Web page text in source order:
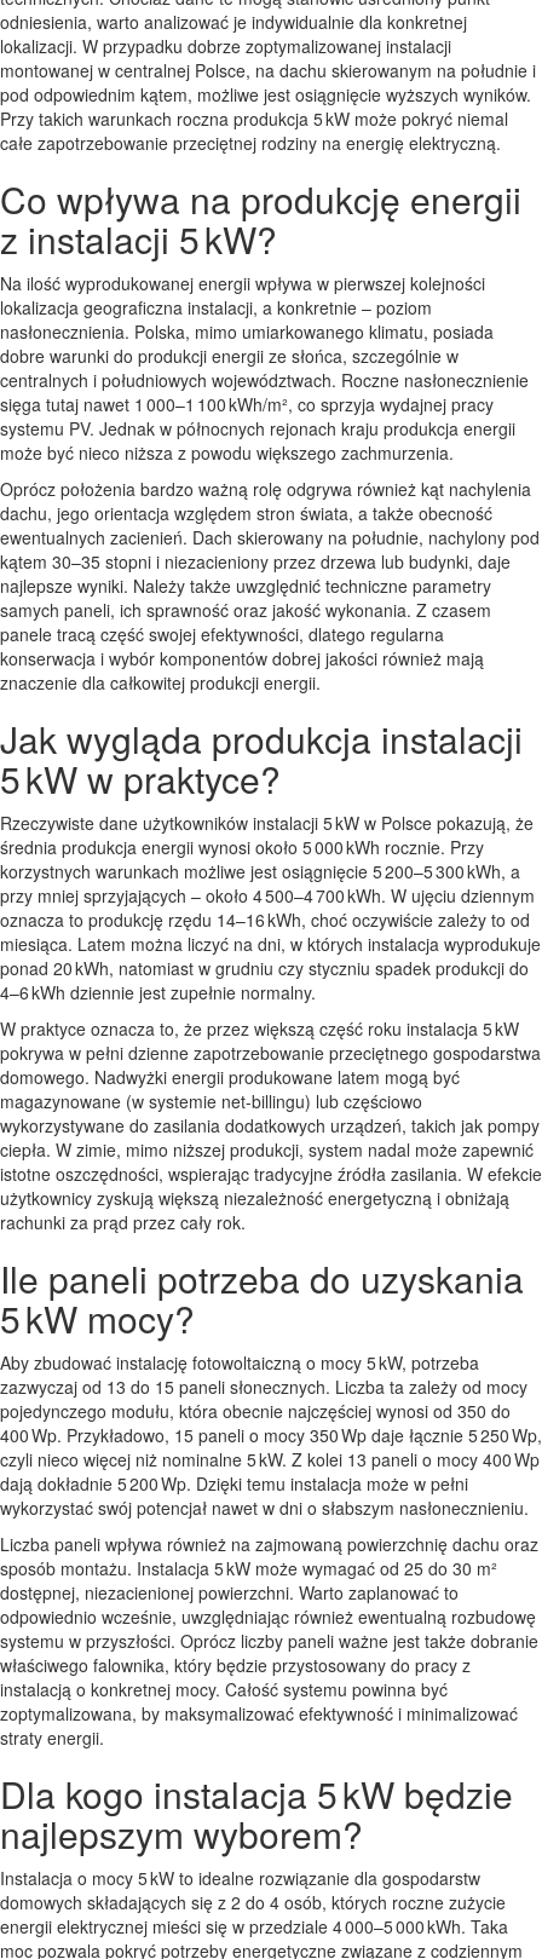
odniesienia, warto analizować je indywidualnie dla konkretnej
lokalizacji. W przypadku dobrze zoptymalizowanej instalacji
montowanej w centralnej Polsce, na dachu skierowanym na południe i
pod odpowiednim kątem, możliwe jest osiągnięcie wyższych wyników.
Przy takich warunkach roczna produkcja 5 kW może pokryć niemal
całe zapotrzebowanie przeciętnej rodziny na energię elektryczną.
Co wpływa na produkcję energii
z instalacji 5 kW?
Na ilość wyprodukowanej energii wpływa w pierwszej kolejności
lokalizacja geograficzna instalacji, a konkretnie – poziom
nasłonecznienia. Polska, mimo umiarkowanego klimatu, posiada
dobre warunki do produkcji energii ze słońca, szczególnie w
centralnych i południowych województwach. Roczne nasłonecznienie
sięga tutaj nawet 1 000–1 100 kWh/m², co sprzyja wydajnej pracy
systemu PV. Jednak w północnych rejonach kraju produkcja energii
może być nieco niższa z powodu większego zachmurzenia.
Oprócz położenia bardzo ważną rolę odgrywa również kąt nachylenia
dachu, jego orientacja względem stron świata, a także obecność
ewentualnych zacienień. Dach skierowany na południe, nachylony pod
kątem 30–35 stopni i niezacieniony przez drzewa lub budynki, daje
najlepsze wyniki. Należy także uwzględnić techniczne parametry
samych paneli, ich sprawność oraz jakość wykonania. Z czasem
panele tracą część swojej efektywności, dlatego regularna
konserwacja i wybór komponentów dobrej jakości również mają
znaczenie dla całkowitej produkcji energii.
Jak wygląda produkcja instalacji
5 kW w praktyce?
Rzeczywiste dane użytkowników instalacji 5 kW w Polsce pokazują, że
średnia produkcja energii wynosi około 5 000 kWh rocznie. Przy
korzystnych warunkach możliwe jest osiągnięcie 5 200–5 300 kWh, a
przy mniej sprzyjających – około 4 500–4 700 kWh. W ujęciu dziennym
oznacza to produkcję rzędu 14–16 kWh, choć oczywiście zależy to od
miesiąca. Latem można liczyć na dni, w których instalacja wyprodukuje
ponad 20 kWh, natomiast w grudniu czy styczniu spadek produkcji do
4–6 kWh dziennie jest zupełnie normalny.
W praktyce oznacza to, że przez większą część roku instalacja 5 kW
pokrywa w pełni dzienne zapotrzebowanie przeciętnego gospodarstwa
domowego. Nadwyżki energii produkowane latem mogą być
magazynowane (w systemie net-billingu) lub częściowo
wykorzystywane do zasilania dodatkowych urządzeń, takich jak pompy
ciepła. W zimie, mimo niższej produkcji, system nadal może zapewnić
istotne oszczędności, wspierając tradycyjne źródła zasilania. W efekcie
użytkownicy zyskują większą niezależność energetyczną i obniżają
rachunki za prąd przez cały rok.
Ile paneli potrzeba do uzyskania
5 kW mocy?
Aby zbudować instalację fotowoltaiczną o mocy 5 kW, potrzeba
zazwyczaj od 13 do 15 paneli słonecznych. Liczba ta zależy od mocy
pojedynczego modułu, która obecnie najczęściej wynosi od 350 do
400 Wp. Przykładowo, 15 paneli o mocy 350 Wp daje łącznie 5 250 Wp,
czyli nieco więcej niż nominalne 5 kW. Z kolei 13 paneli o mocy 400 Wp
dają dokładnie 5 200 Wp. Dzięki temu instalacja może w pełni
wykorzystać swój potencjał nawet w dni o słabszym nasłonecznieniu.
Liczba paneli wpływa również na zajmowaną powierzchnię dachu oraz
sposób montażu. Instalacja 5 kW może wymagać od 25 do 30 m²
dostępnej, niezacienionej powierzchni. Warto zaplanować to
odpowiednio wcześnie, uwzględniając również ewentualną rozbudowę
systemu w przyszłości. Oprócz liczby paneli ważne jest także dobranie
właściwego falownika, który będzie przystosowany do pracy z
instalacją o konkretnej mocy. Całość systemu powinna być
zoptymalizowana, by maksymalizować efektywność i minimalizować
straty energii.
Dla kogo instalacja 5 kW będzie
najlepszym wyborem?
Instalacja o mocy 5 kW to idealne rozwiązanie dla gospodarstw
domowych składających się z 2 do 4 osób, których roczne zużycie
energii elektrycznej mieści się w przedziale 4 000–5 000 kWh. Taka
moc pozwala pokryć potrzeby energetyczne związane z codziennym